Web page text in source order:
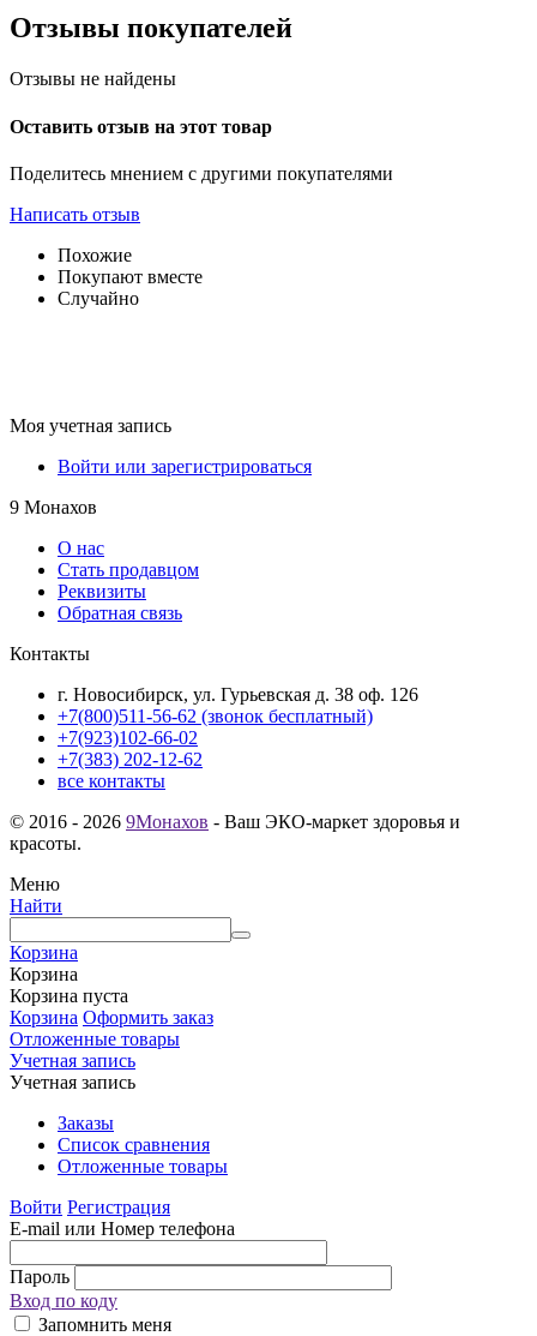
Отзывы покупателей
Отзывы не найдены
Оставить отзыв на этот товар
Поделитесь мнением с другими покупателями
Написать отзыв
Похожие
Покупают вместе
Случайно
Моя учетная запись
Войти или зарегистрироваться
9 Монахов
О нас
Стать продавцом
Реквизиты
Обратная связь
Контакты
г. Новосибирск, ул. Гурьевская д. 38 оф. 126
+7(800)511-56-62 (звонок бесплатный)
+7(923)102-66-02
+7(383) 202-12-62
все контакты
© 2016 - 2026 9Монахов - Ваш ЭКО-маркет здоровья и
красоты.
Меню
Найти
Корзина
Корзина
Корзина пуста
Корзина Оформить заказ
Отложенные товары
Учетная запись
Учетная запись
Заказы
Список сравнения
Отложенные товары
Войти Регистрация
E-mail или Номер телефона
Пароль
Вход по коду
Запомнить меня